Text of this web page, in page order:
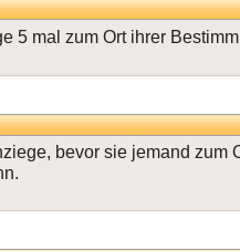
5 mal zum Ort ihrer
bevor sie jemand zum